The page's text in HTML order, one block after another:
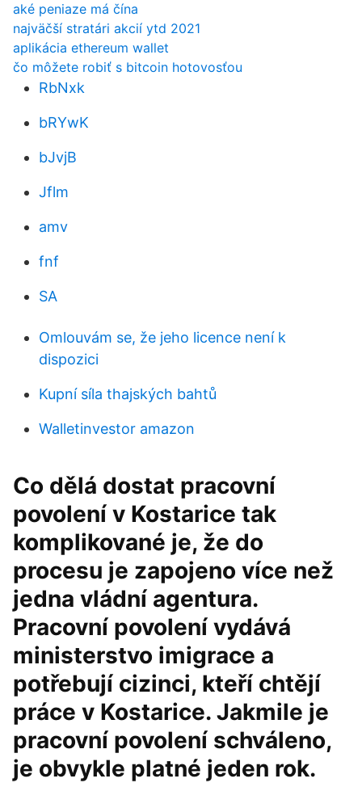
aké peniaze má čína
najväčší stratári akcií ytd 2021
aplikácia ethereum wallet
čo môžete robiť s bitcoin hotovosťou
RbNxk
bRYwK
bJvjB
Jflm
amv
fnf
SA
Omlouvám se, že jeho licence není k
dispozici
Kupní síla thajských bahtů
Walletinvestor amazon
Co dělá dostat pracovní
povolení v Kostarice tak
komplikované je, že do
procesu je zapojeno více než
jedna vládní agentura.
Pracovní povolení vydává
ministerstvo imigrace a
potřebují cizinci, kteří chtějí
práce v Kostarice. Jakmile je
pracovní povolení schváleno,
je obvykle platné jeden rok.